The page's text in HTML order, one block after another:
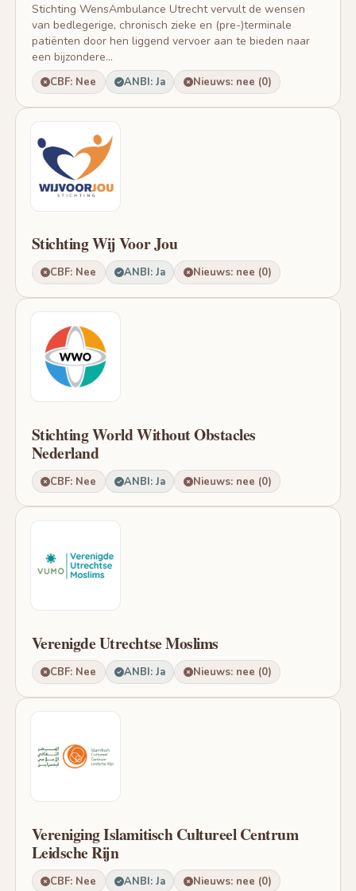
Stichting WensAmbulance Utrecht vervult de wensen
van bedlegerige, chronisch zieke en (pre-)terminale
patiënten door hen liggend vervoer aan te bieden naar
een bijzondere...
CBF: Nee ANBI: Ja Nieuws: nee (0)
Stichting Wij Voor Jou
CBF: Nee ANBI: Ja Nieuws: nee (0)
Stichting World Without Obstacles
Nederland
CBF: Nee ANBI: Ja Nieuws: nee (0)
Verenigde Utrechtse Moslims
CBF: Nee ANBI: Ja Nieuws: nee (0)
Vereniging Islamitisch Cultureel Centrum
Leidsche Rijn
CBF: Nee ANBI: Ja Nieuws: nee (0)